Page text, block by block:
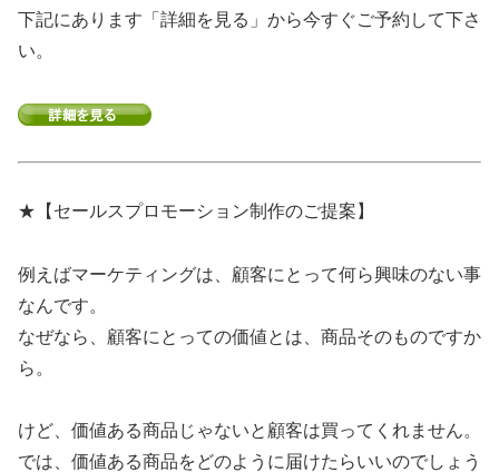
下記にあります「詳細を見る」から今すぐご予約して下さ
い。
★【セールスプロモーション制作のご提案】
例えばマーケティングは、顧客にとって何ら興味のない事
なんです。
なぜなら、顧客にとっての価値とは、商品そのものですか
ら。
けど、価値ある商品じゃないと顧客は買ってくれません。
では、価値ある商品をどのように届けたらいいのでしょう